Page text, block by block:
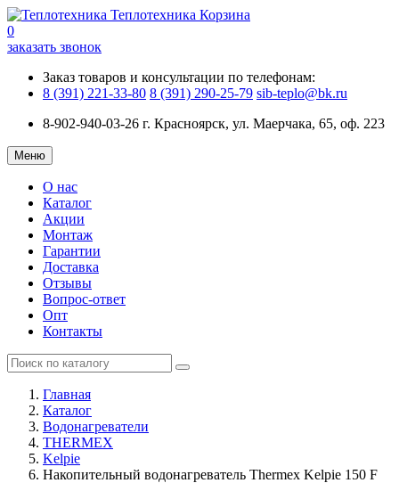
Теплотехника Корзина
0
заказать звонок
Заказ товаров и консультации по телефонам:
8 (391) 221-33-80 8 (391) 290-25-79 sib-teplo@bk.ru
8-902-940-03-26 г. Красноярск, ул. Маерчака, 65, оф. 223
Меню
О нас
Каталог
Акции
Монтаж
Гарантии
Доставка
Отзывы
Вопрос-ответ
Опт
Контакты
Главная
Каталог
Водонагреватели
THERMEX
Kelpie
Накопительный водонагреватель Thermex Kelpie 150 F